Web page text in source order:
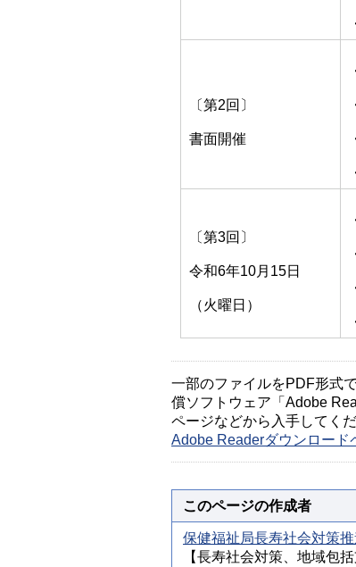
〔第2回〕
書面開催
〔第3回〕
令和6年10月15日
（火曜日）
一部のファイルをPDF形式
償ソフトウェア「Adobe
ページなどから入手してくだ
Adobe Readerダウンロード
このページの作成者
保健福祉局長寿社会対策
【長寿社会対策、地域包